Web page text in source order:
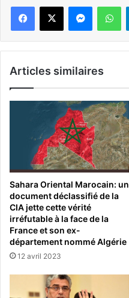
WhatsApp
Articles similaires
Sahara Oriental Marocain: un
document déclassifié de la
CIA jette cette vérité
irréfutable à la face de la
France et son ex-
département nommé Algérie
12 avril 2023